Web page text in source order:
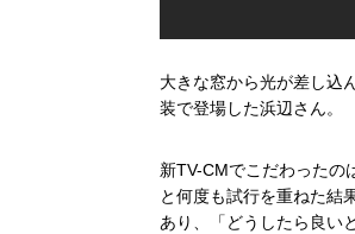
大きな窓から光が差し込
装で登場した浜辺さん。
新TV-CMでこだわったの
と何度も試行を重ねた結
あり、「どうしたら良い